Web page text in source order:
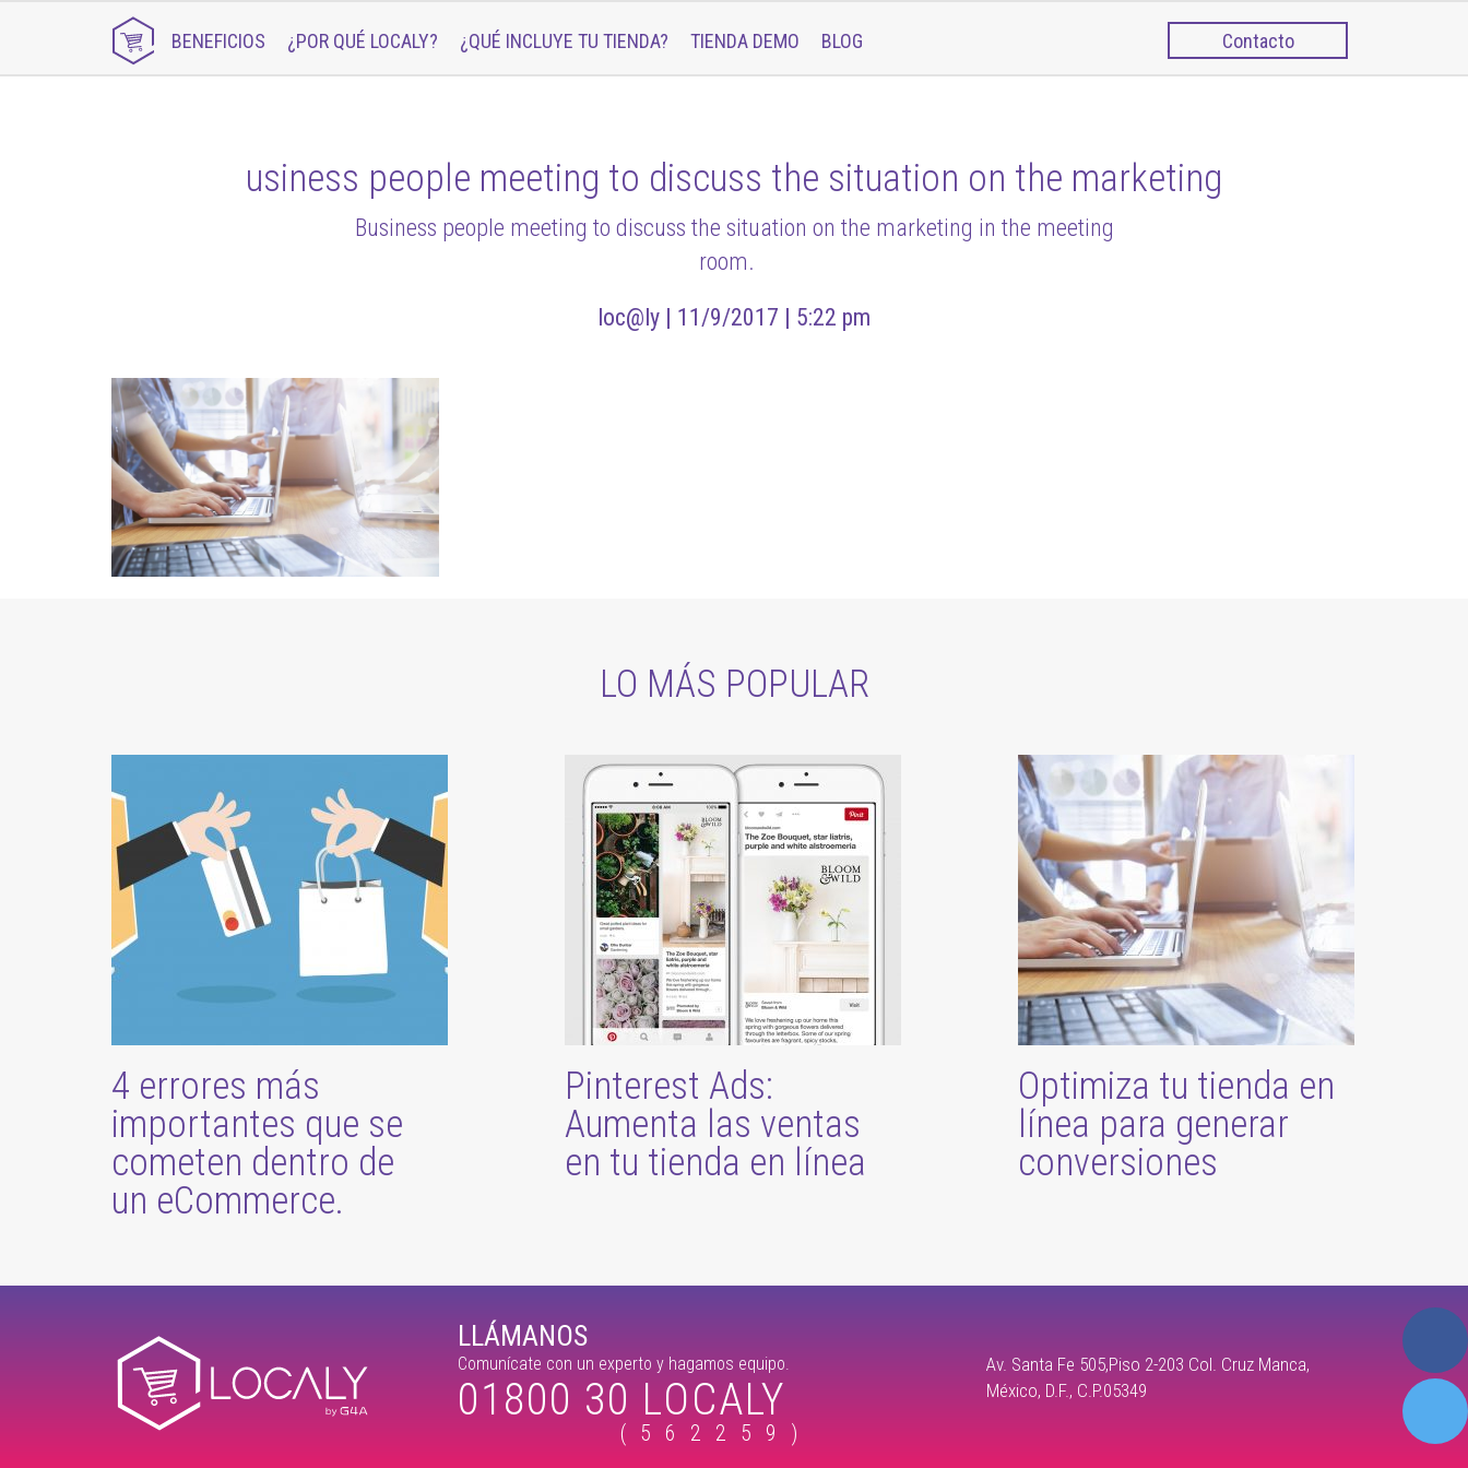
BENEFICIOS ¿POR QUÉ LOCALY? ¿QUÉ INCLUYE TU TIENDA? TIENDA DEMO BLOG Contacto
usiness people meeting to discuss the situation on the marketing
Business people meeting to discuss the situation on the marketing in the meeting
room.
loc@ly | 11/9/2017 | 5:22 pm
LO MÁS POPULAR
4 errores más
importantes que se
cometen dentro de
un eCommerce.
Pinterest Ads:
Aumenta las ventas
en tu tienda en línea
Optimiza tu tienda en
línea para generar
conversiones
LLÁMANOS
Comunícate con un experto y hagamos equipo.
01800 30 LOCALY
(562259)
Av. Santa Fe 505,Piso 2-203 Col. Cruz Manca,
México, D.F., C.P.05349